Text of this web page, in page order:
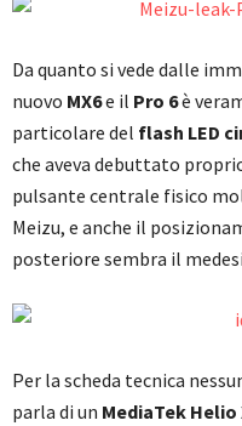
Da quanto si vede dalle
nuovo MX6e il Pro 6è
particolare del flash LED
che aveva debuttato
pulsante centrale fisico
Meizu, e anche il
posteriore sembra il
Per la scheda tecnica
parla di un MediaTek Helio